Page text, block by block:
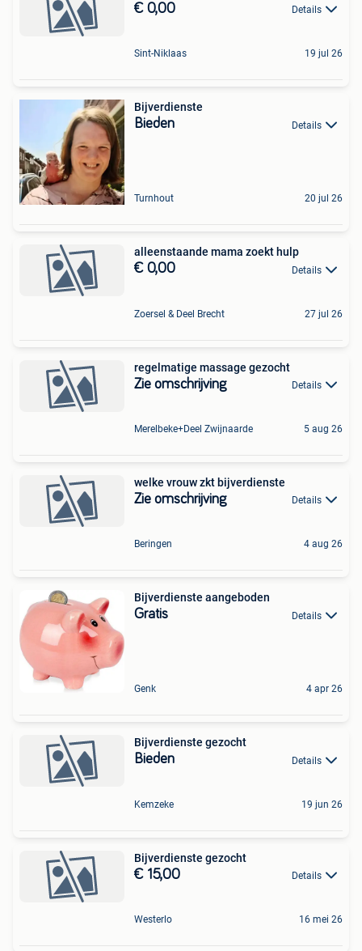
€ 0,00 Details
Sint-Niklaas 19 jul 26
Bijverdienste
Bieden Details
Turnhout 20 jul 26
alleenstaande mama zoekt hulp
€ 0,00 Details
Zoersel & Deel Brecht 27 jul 26
regelmatige massage gezocht
Zie omschrijving Details
Merelbeke+Deel Zwijnaarde 5 aug 26
welke vrouw zkt bijverdienste
Zie omschrijving Details
Beringen 4 aug 26
Bijverdienste aangeboden
Gratis Details
Genk 4 apr 26
Bijverdienste gezocht
Bieden Details
Kemzeke 19 jun 26
Bijverdienste gezocht
€ 15,00 Details
Westerlo 16 mei 26